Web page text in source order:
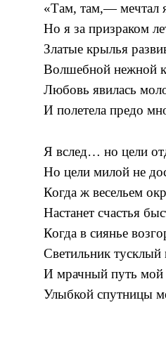
«Там, там,— мечтал
Но я за призраком
Златые крылья
Волшебной нежной
Любовь явилась
И полетела предо
Я вслед… но цели
Но цели милой не
Когда ж весельем
Настанет счастья
Когда в сиянье
Светильник
И мрачный путь мой
Улыбкой спутницы